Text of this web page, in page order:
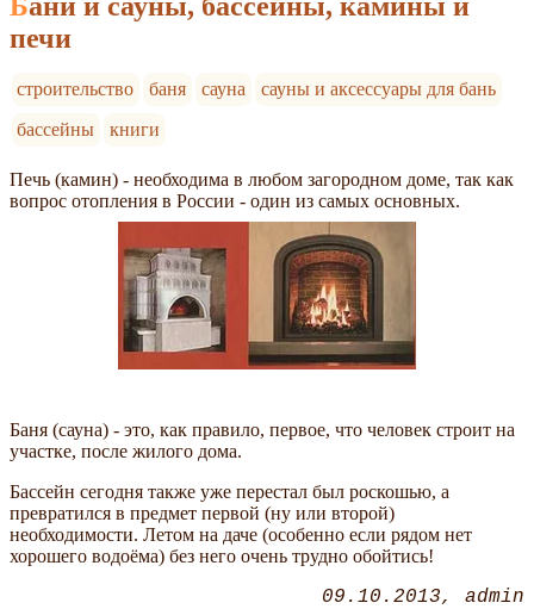
печи
строительство баня сауна
сауны и аксессуары для бань
бассейны
книги
Печь (камин) - необходима в любом загородном доме, так как
вопрос отопления в России - один из самых основных.
Баня (сауна) - это, как правило, первое, что человек строит на
участке, после жилого дома.
Бассейн сегодня также уже перестал был роскошью, а
превратился в предмет первой (ну или второй)
необходимости. Летом на даче (особенно если рядом нет
хорошего водоёма) без него очень трудно обойтись!
09.10.2013 admin